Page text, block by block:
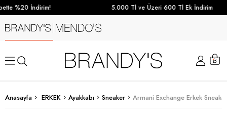
%20 İndirim! 5.000 Tl ve Üzeri 600 Tl Ek İndirim
Anasayfa ERKEK Ayakkabı Sneaker Armani Exchange Erkek